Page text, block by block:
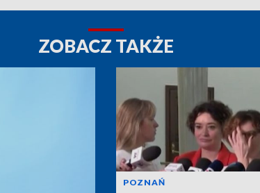
ZOBACZ TAKŻE
POZNAŃ